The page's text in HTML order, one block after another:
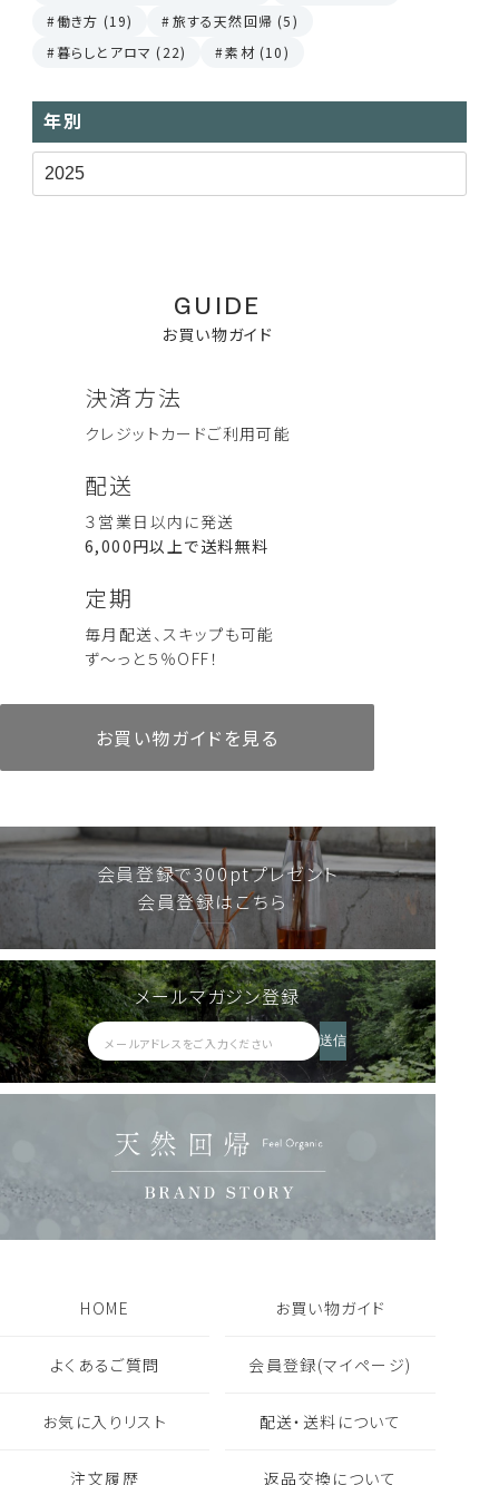
働き方 (19)
旅する天然回帰 (5)
暮らしとアロマ (22)
素材 (10)
年別
GUIDE
お買い物ガイド
決済方法
クレジットカードご利用可能
配送
３営業日以内に発送
6,000円以上で送料無料
定期
毎月配送、スキップも可能
ず～っと５％OFF！
お買い物ガイドを見る
会員登録で300ptプレゼント
会員登録はこちら
メールマガジン登録
送信
HOME お買い物ガイド
よくあるご質問 会員登録(マイページ)
お気に入りリスト 配送・送料について
注文履歴 返品交換について